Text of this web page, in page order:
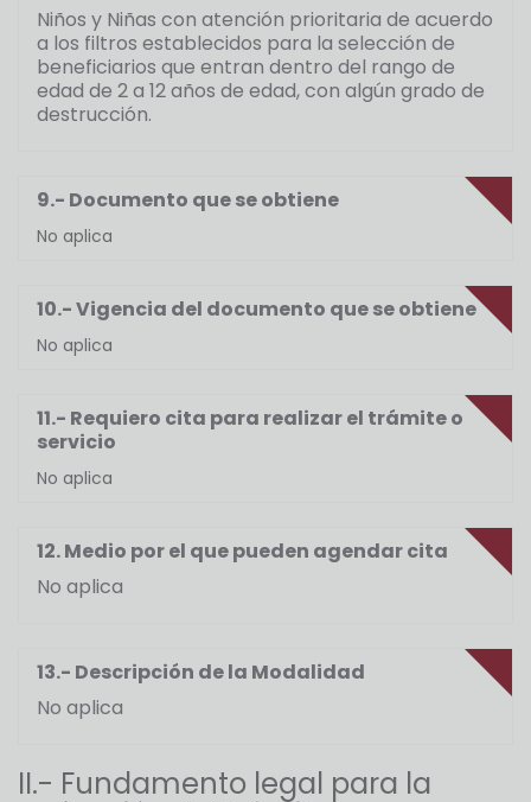
Niños y Niñas con atención prioritaria de acuerdo
a los filtros establecidos para la selección de
beneficiarios que entran dentro del rango de
edad de 2 a 12 años de edad, con algún grado de
destrucción.
9.- Documento que se obtiene
No aplica
10.- Vigencia del documento que se obtiene
No aplica
11.- Requiero cita para realizar el trámite o
servicio
No aplica
12. Medio por el que pueden agendar cita
No aplica
13.- Descripción de la Modalidad
No aplica
II.- Fundamento legal para la